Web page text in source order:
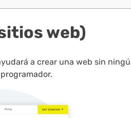
web)
a crear una web sin